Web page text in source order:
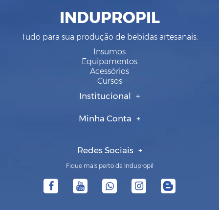
INDUPROPIL
Tudo para sua produção de bebidas artesanais.
Insumos
Equipamentos
Acessórios
Cursos
Institucional
Minha Conta
Redes Sociais
Fique mais perto da Indupropil